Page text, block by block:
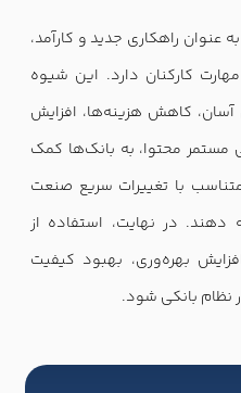
عنوان راهکاری جدید و کارآمد،
کارکنان دارد. این شیوه
کاهش هزینه‌ها، افزایش
مستمر محتوا، به بانک‌ها کمک
با تغییرات سریع صنعت
در نهایت، استفاده از
بهره‌وری، بهبود کیفیت
نظام بانکی شود.